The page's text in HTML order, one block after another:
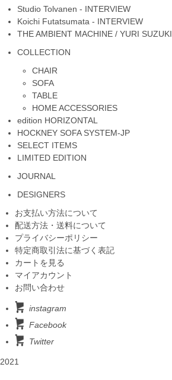
Studio Tolvanen - INTERVIEW
Koichi Futatsumata - INTERVIEW
THE AMBIENT MACHINE / YURI SUZUKI
COLLECTION
CHAIR
SOFA
TABLE
HOME ACCESSORIES
edition HORIZONTAL
HOCKNEY SOFA SYSTEM-JP
SELECT ITEMS
LIMITED EDITION
JOURNAL
DESIGNERS
お支払い方法について
配送方法・送料について
プライバシーポリシー
特定商取引法に基づく表記
カートを見る
マイアカウント
お問い合わせ
instagram
Facebook
Twitter
2021